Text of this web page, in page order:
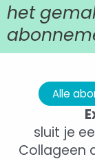
het
Alle
sluit je
Collageen